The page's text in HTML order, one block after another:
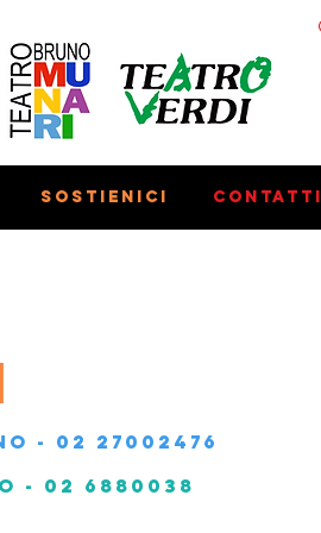
Sostienici Contatti
- 02 27002476
- 02 6880038